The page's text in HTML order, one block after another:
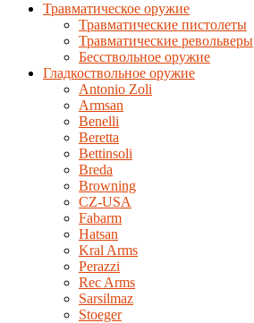
Травматическое оружие
Травматические пистолеты
Травматические револьверы
Бесствольное оружие
Гладкоствольное оружие
Antonio Zoli
Armsan
Benelli
Beretta
Bettinsoli
Breda
Browning
CZ-USA
Fabarm
Hatsan
Kral Arms
Perazzi
Rec Arms
Sarsilmaz
Stoeger